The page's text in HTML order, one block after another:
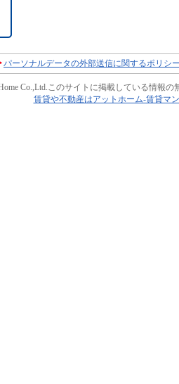
パーソナルデータの外部送信に関するポリシ
Co.,Ltd.このサイトに掲載している情報の
賃貸や不動産はアットホーム-賃貸マ